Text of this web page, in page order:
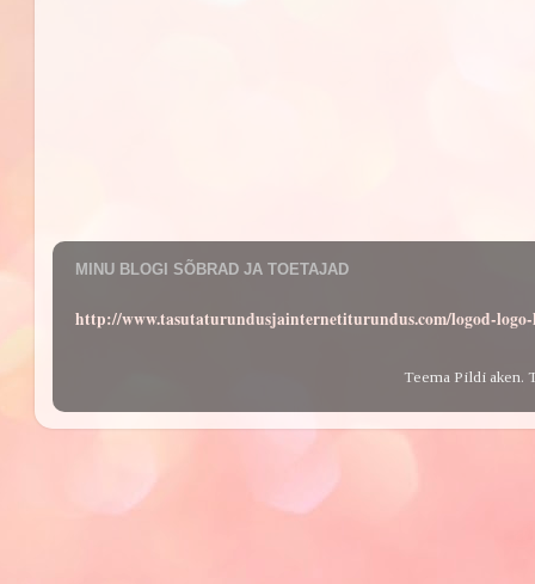
MINU BLOGI SÕBRAD JA TOETAJAD
http://www.tasutaturundusjainternetiturundus.com/logod-
Teema Pildi aken.